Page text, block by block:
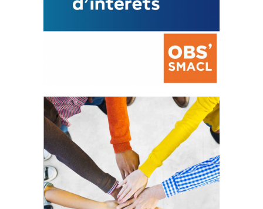
La prévention des conflits
d’intérêts
18 septembre 2023
FEUILLETER